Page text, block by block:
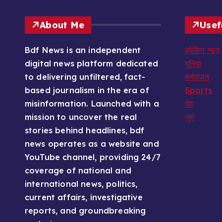
About Me
Bdf News is an independent
digital news platform dedicated
to delivering unfiltered, fact-
based journalism in the era of
misinformation. Launched with a
mission to uncover the real
stories behind headlines, bdf
news operates as a website and
YouTube channel, providing 24/7
coverage of national and
international news, politics,
current affairs, investigative
reports, and groundbreaking
ब्रेकिंग न्यूज़
दुनिया
मनोरंजन
Sports
देश
जुर्म